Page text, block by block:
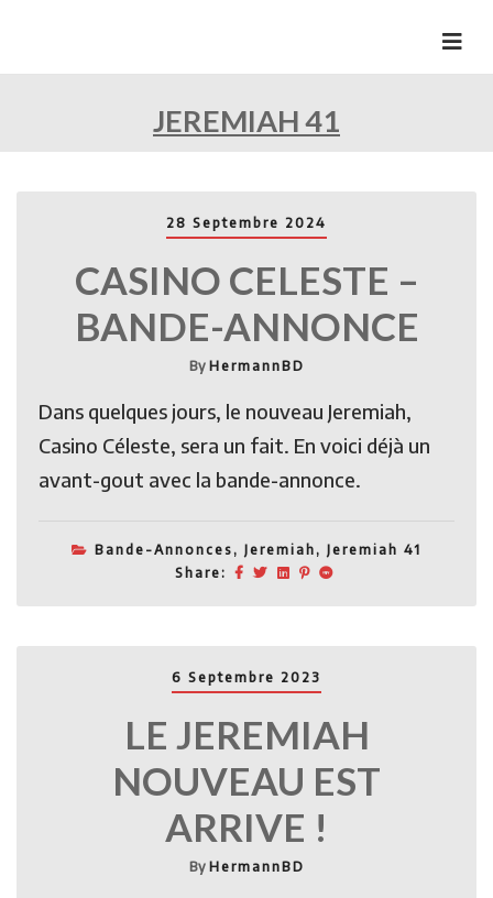
JEREMIAH 41
28 Septembre 2024
CASINO CELESTE –
BANDE-ANNONCE
By HermannBD
Dans quelques jours, le nouveau Jeremiah,
Casino Céleste, sera un fait. En voici déjà un
avant-gout avec la bande-annonce.
Bande-Annonces, Jeremiah, Jeremiah 41
Share:
6 Septembre 2023
LE JEREMIAH
NOUVEAU EST
ARRIVE !
By HermannBD